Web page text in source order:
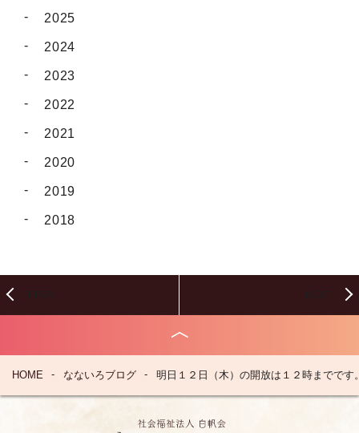
2025
2024
2023
2022
2021
2020
2019
2018
HOME なないろブログ 明日１２日（木）の開放は１２時までです